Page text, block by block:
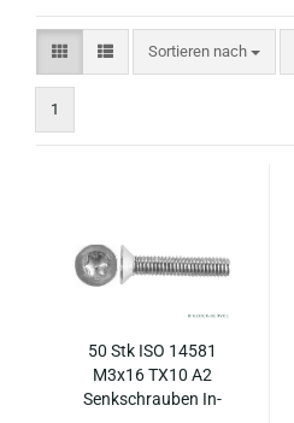
Sortieren nach
Sortieren nach
1
50 Stk ISO 14581
M3x16 TX10 A2
Senk­schrau­ben In­